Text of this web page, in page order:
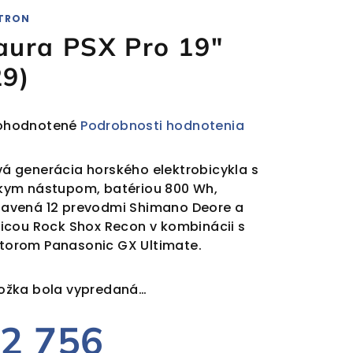
PSX Pro 19″
Podrobnosti hodnotenia
generácia horského elektrobicykla s
nástupom, batériou 800 Wh,
12 prevodmi Shimano Deore a
Rock Shox Recon v kombinácii s
Panasonic GX Ultimate.
bola vypredaná…
756